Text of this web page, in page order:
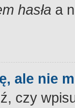
hasła a
ale nie
czy